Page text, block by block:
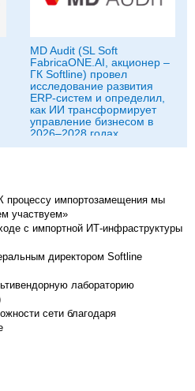
MD Audit (SL Soft
FabricaONE.AI, акционер –
ГК Softline) провел
исследование развития
ERP-систем и определил,
как ИИ трансформирует
управление бизнесом в
2026–2028 годах
процессу импортозамещения мы
участвуем»
с импортной ИТ-инфраструктуры
директором Softline
лабораторию
сети благодаря